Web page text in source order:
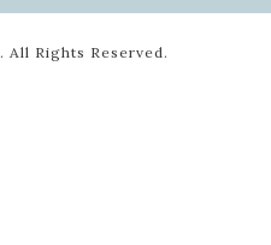
. All Rights Reserved.